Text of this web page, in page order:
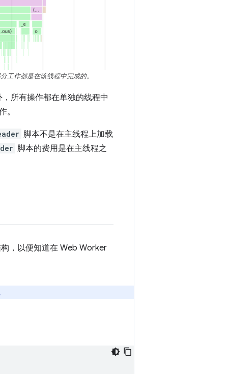
工作都是在该线程中完成的。
所有操作都在单独的线程中
。
脚本不是在主线程上加载
脚本的费用是在主线程之
，以便知道在 Web Worker